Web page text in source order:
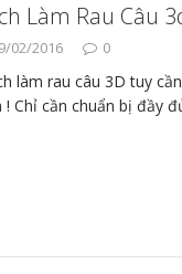
Làm Rau Câu
02/2016 0
làm rau câu 3D tuy
! Chỉ cần chuẩn bị đầy